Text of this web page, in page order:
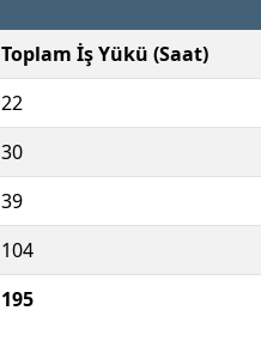
Toplam İş Yükü (Saat)
22
30
39
104
195